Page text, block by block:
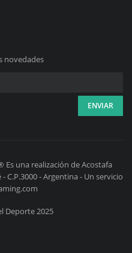
novedades
una realización de Acostafa
C.P.3000 - Argentina - Un servicio
Deporte 2025